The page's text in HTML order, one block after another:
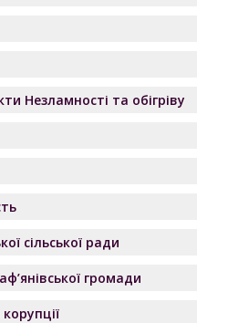
Незламності та обігріву
сільської ради
громади